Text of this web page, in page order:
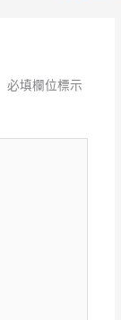
必填欄位標示